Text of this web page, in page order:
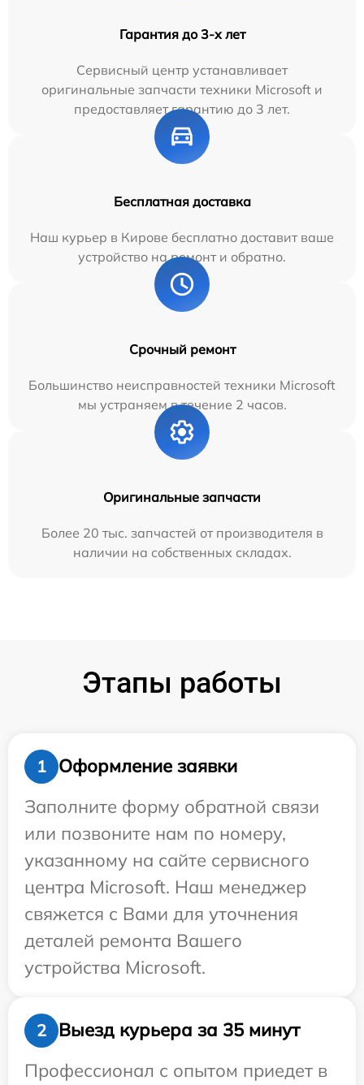
Гарантия до 3-х лет
Сервисный центр устанавливает
оригинальные запчасти техники Microsoft и
предоставляет гарантию до 3 лет.
Бесплатная доставка
Наш курьер в Кирове бесплатно доставит ваше
устройство на ремонт и обратно.
Срочный ремонт
Большинство неисправностей техники Microsoft
мы устраняем в течение 2 часов.
Оригинальные запчасти
Более 20 тыс. запчастей от производителя в
наличии на собственных складах.
Этапы работы
1
Оформление заявки
Заполните форму обратной связи
или позвоните нам по номеру,
указанному на сайте сервисного
центра Microsoft. Наш менеджер
свяжется с Вами для уточнения
деталей ремонта Вашего
устройства Microsoft.
2
Выезд курьера за 35 минут
Профессионал с опытом приедет в